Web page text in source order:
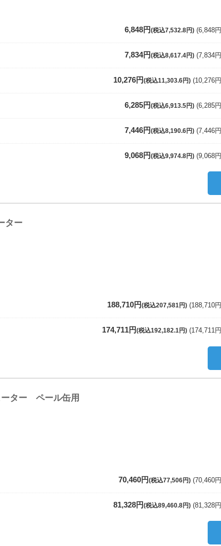
6,848円(税込7,532.8円) 6,848円
7,834円(税込8,617.4円) 7,834円
10,276円(税込11,303.6円) 10,276円
6,285円(税込6,913.5円) 6,285円
7,446円(税込8,190.6円) 7,446円
9,068円(税込9,974.8円) 9,068円
ター
188,710円(税込207,581円) 188,710円
174,711円(税込192,182.1円) 174,711円
ター ペール缶用
70,460円(税込77,506円) 70,460円
81,328円(税込89,460.8円) 81,328円